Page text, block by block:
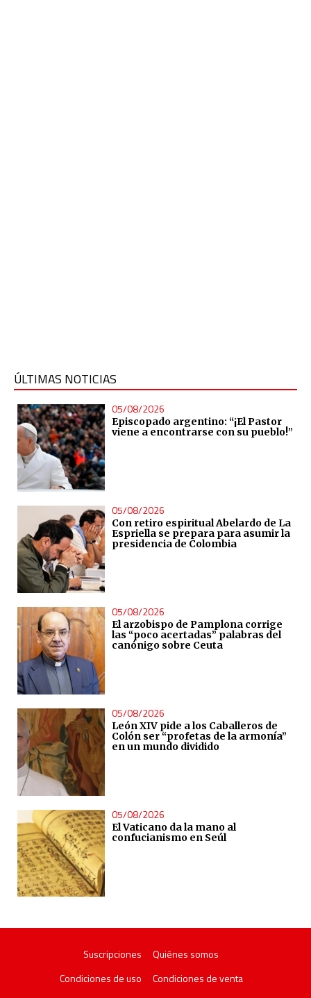
ÚLTIMAS NOTICIAS
05/08/2026
Episcopado argentino: “¡El Pastor
viene a encontrarse con su pueblo!”
05/08/2026
Con retiro espiritual Abelardo de La
Espriella se prepara para asumir la
presidencia de Colombia
05/08/2026
El arzobispo de Pamplona corrige
las “poco acertadas” palabras del
canónigo sobre Ceuta
05/08/2026
León XIV pide a los Caballeros de
Colón ser “profetas de la armonía”
en un mundo dividido
05/08/2026
El Vaticano da la mano al
confucianismo en Seúl
Suscripciones
Quiénes somos
Condiciones de uso
Condiciones de venta